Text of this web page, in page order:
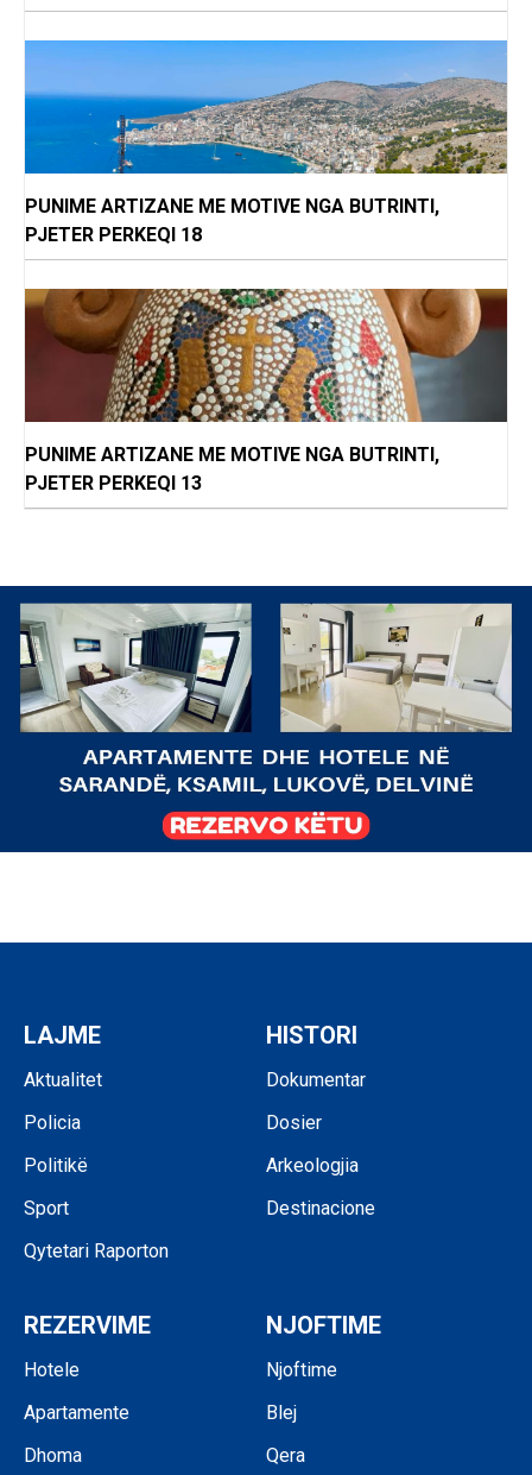
PUNIME ARTIZANE ME MOTIVE NGA BUTRINTI,
PJETER PERKEQI 18
PUNIME ARTIZANE ME MOTIVE NGA BUTRINTI,
PJETER PERKEQI 13
LAJME
Aktualitet
Policia
Politikë
Sport
Qytetari Raporton
HISTORI
Dokumentar
Dosier
Arkeologjia
Destinacione
REZERVIME
Hotele
Apartamente
Dhoma
NJOFTIME
Njoftime
Blej
Qera